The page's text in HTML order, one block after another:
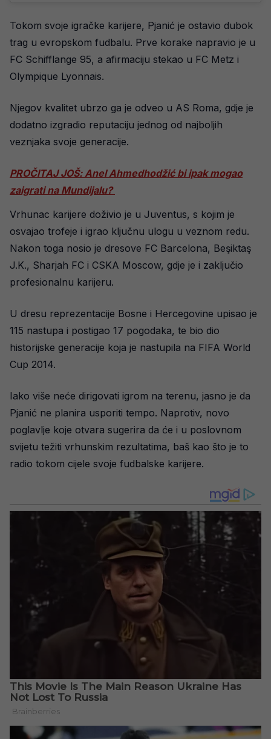
Tokom svoje igračke karijere, Pjanić je ostavio dubok
trag u evropskom fudbalu. Prve korake napravio je u
FC Schifflange 95, a afirmaciju stekao u FC Metz i
Olympique Lyonnais.
Njegov kvalitet ubrzo ga je odveo u AS Roma, gdje je
dodatno izgradio reputaciju jednog od najboljih
veznjaka svoje generacije.
PROČITAJ JOŠ: Anel Ahmedhodžić bi ipak mogao
zaigrati na Mundijalu?
Vrhunac karijere doživio je u Juventus, s kojim je
osvajao trofeje i igrao ključnu ulogu u veznom redu.
Nakon toga nosio je dresove FC Barcelona, Beşiktaş
J.K., Sharjah FC i CSKA Moscow, gdje je i zaključio
profesionalnu karijeru.
U dresu reprezentacije Bosne i Hercegovine upisao je
115 nastupa i postigao 17 pogodaka, te bio dio
historijske generacije koja je nastupila na FIFA World
Cup 2014.
Iako više neće dirigovati igrom na terenu, jasno je da
Pjanić ne planira usporiti tempo. Naprotiv, novo
poglavlje koje otvara sugerira da će i u poslovnom
svijetu težiti vrhunskim rezultatima, baš kao što je to
radio tokom cijele svoje fudbalske karijere.